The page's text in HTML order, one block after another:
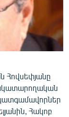
Հովսեփյանը
պատգամավորներ
Հակոբ